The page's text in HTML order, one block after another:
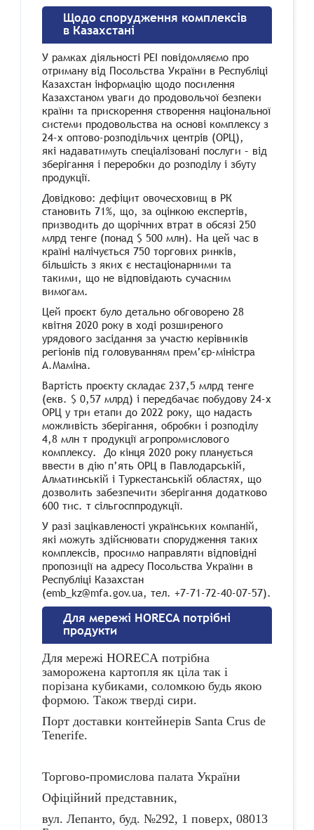
Щодо спорудження комплексів
в Казахстані
У рамках діяльності РЕІ повідомляємо про
отриману від Посольства України в Республіці
Казахстан інформацію щодо посилення
Казахстаном уваги до продовольчої безпеки
країни та прискорення створення національної
системи продовольства на основі комплексу з
24-х оптово-розподільчих центрів (ОРЦ),
які надаватимуть спеціалізовані послуги – від
зберігання і переробки до розподілу і збуту
продукції.
Довідково: дефіцит овочесховищ в РК
становить 71%, що, за оцінкою експертів,
призводить до щорічних втрат в обсязі 250
млрд тенге (понад $ 500 млн). На цей час в
країні налічується 750 торгових ринків,
більшість з яких є нестаціонарними та
такими, що не відповідають сучасним
вимогам.
Цей проєкт було детально обговорено 28
квітня 2020 року в ході розширеного
урядового засідання за участю керівників
регіонів під головуванням прем’єр-міністра
А.Маміна.
Вартість проєкту складає 237,5 млрд тенге
(екв. $ 0,57 млрд) і передбачає побудову 24-х
ОРЦ у три етапи до 2022 року, що надасть
можливість зберігання, обробки і розподілу
4,8 млн т продукції агропромислового
комплексу. До кінця 2020 року планується
ввести в дію п’ять ОРЦ в Павлодарській,
Алматинській і Туркестанській областях, що
дозволить забезпечити зберігання додатково
600 тис. т сільгосппродукції.
У разі зацікавленості українських компаній,
які можуть здійснювати спорудження таких
комплексів, просимо направляти відповідні
пропозиції на адресу Посольства України в
Республіці Казахстан
(emb_kz@mfa.gov.ua, тел. +7-71-72-40-07-57).
Для мережі HORECA потрібні
продукти
Для мережі HORECA потрібна
заморожена картопля як ціла так і
порізана кубиками, соломкою будь якою
формою. Також тверді сири.
Порт доставки контейнерів Santа Crus de
Tenerife.
Торгово-промислова палата України
Офіційний представник,
вул. Лепанто, буд. №292, 1 поверх, 08013